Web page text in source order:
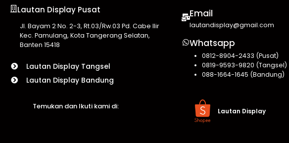
Lautan Display Pusat
Jl. Bayam 2 No. 2-3, Rt.03/Rw.03 Pd. Cabe Ilir
Kec. Pamulang, Kota Tangerang Selatan,
Banten 15418
Lautan Display Tangsel
Lautan Display Bandung
Email
lautandisplay@gmail.com
Whatsapp
0812-8904-2433 (Pusat)
0819-9593-9820 (Tangsel)
088-1664-1645 (Bandung)
Temukan dan Ikuti kami di:
Lautan Display